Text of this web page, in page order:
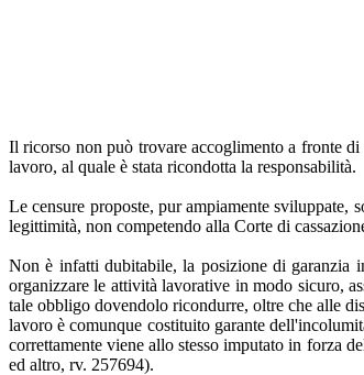
Il ricorso non può trovare accoglimento a fronte
lavoro, al quale è stata ricondotta la responsabilità.
Le censure proposte, pur ampiamente
legittimità, non competendo alla Corte di
Non è infatti dubitabile, la posizione di garanzia
organizzare le attività lavorative in modo sicuro,
tale obbligo dovendolo ricondurre, oltre che alle
lavoro è comunque costituito garante
correttamente viene allo stesso imputato in forza
ed altro, rv. 257694).